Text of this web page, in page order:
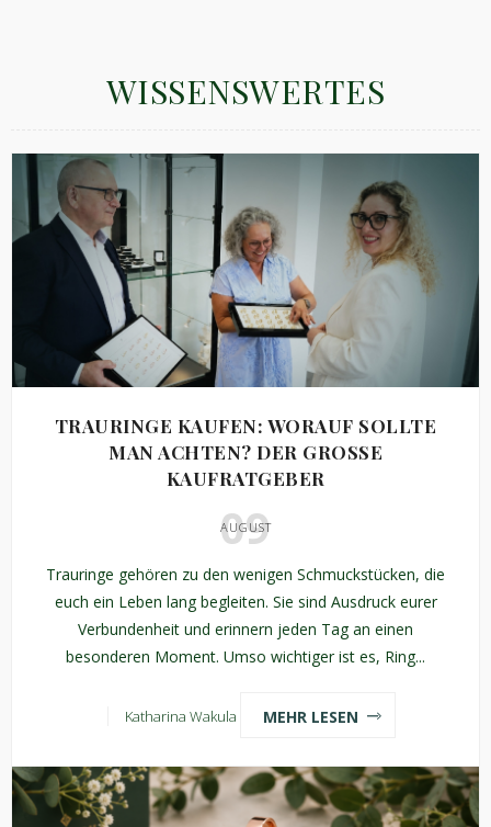
WISSENSWERTES
TRAURINGE KAUFEN: WORAUF SOLLTE
MAN ACHTEN? DER GROSSE K
AUFRATGEBER
09
AUGUST
Trauringe gehören zu den wenigen Schmuckstücken, die
euch ein Leben lang begleiten. Sie sind Ausdruck eurer
Verbundenheit und erinnern jeden Tag an einen
besonderen Moment. Umso wichtiger ist es, Ring...
Katharina Wakula MEHR LESEN